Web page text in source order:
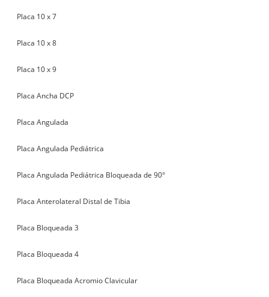
Placa 10 x 7
Placa 10 x 8
Placa 10 x 9
Placa Ancha DCP
Placa Angulada
Placa Angulada Pediátrica
Placa Angulada Pediátrica Bloqueada de 90°
Placa Anterolateral Distal de Tibia
Placa Bloqueada 3
Placa Bloqueada 4
Placa Bloqueada Acromio Clavicular